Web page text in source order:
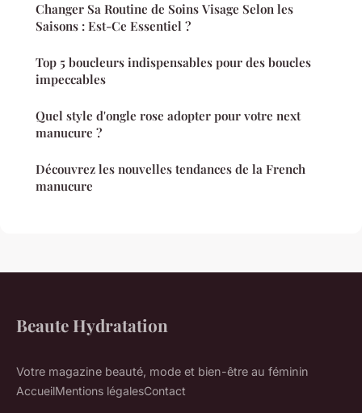
Changer Sa Routine de Soins Visage Selon les
Saisons : Est-Ce Essentiel ?
Top 5 boucleurs indispensables pour des boucles
impeccables
Quel style d'ongle rose adopter pour votre next
manucure ?
Découvrez les nouvelles tendances de la French
manucure
Beaute Hydratation
Votre magazine beauté, mode et bien-être au féminin
AccueilMentions légalesContact